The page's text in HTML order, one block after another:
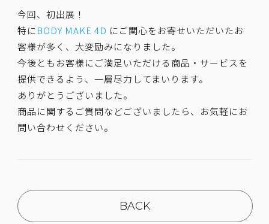
今回、初出展！
特にBODY MAKE 4D にご関心をお寄せいただいたお
客様が多く、大変励みになりました。
今後ともお客様にご満足いただける商品・サービスを
提供できるよう、一層尽力してまいります。
ありがとうございました。
商品に関するご質問などございましたら、お気軽にお
問い合わせください。
BACK